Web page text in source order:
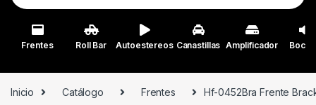
Frentes Roll Bar Autoestereos Canastillas Amplificador
Inicio Catálogo Frentes Hf-0452Bra Frente